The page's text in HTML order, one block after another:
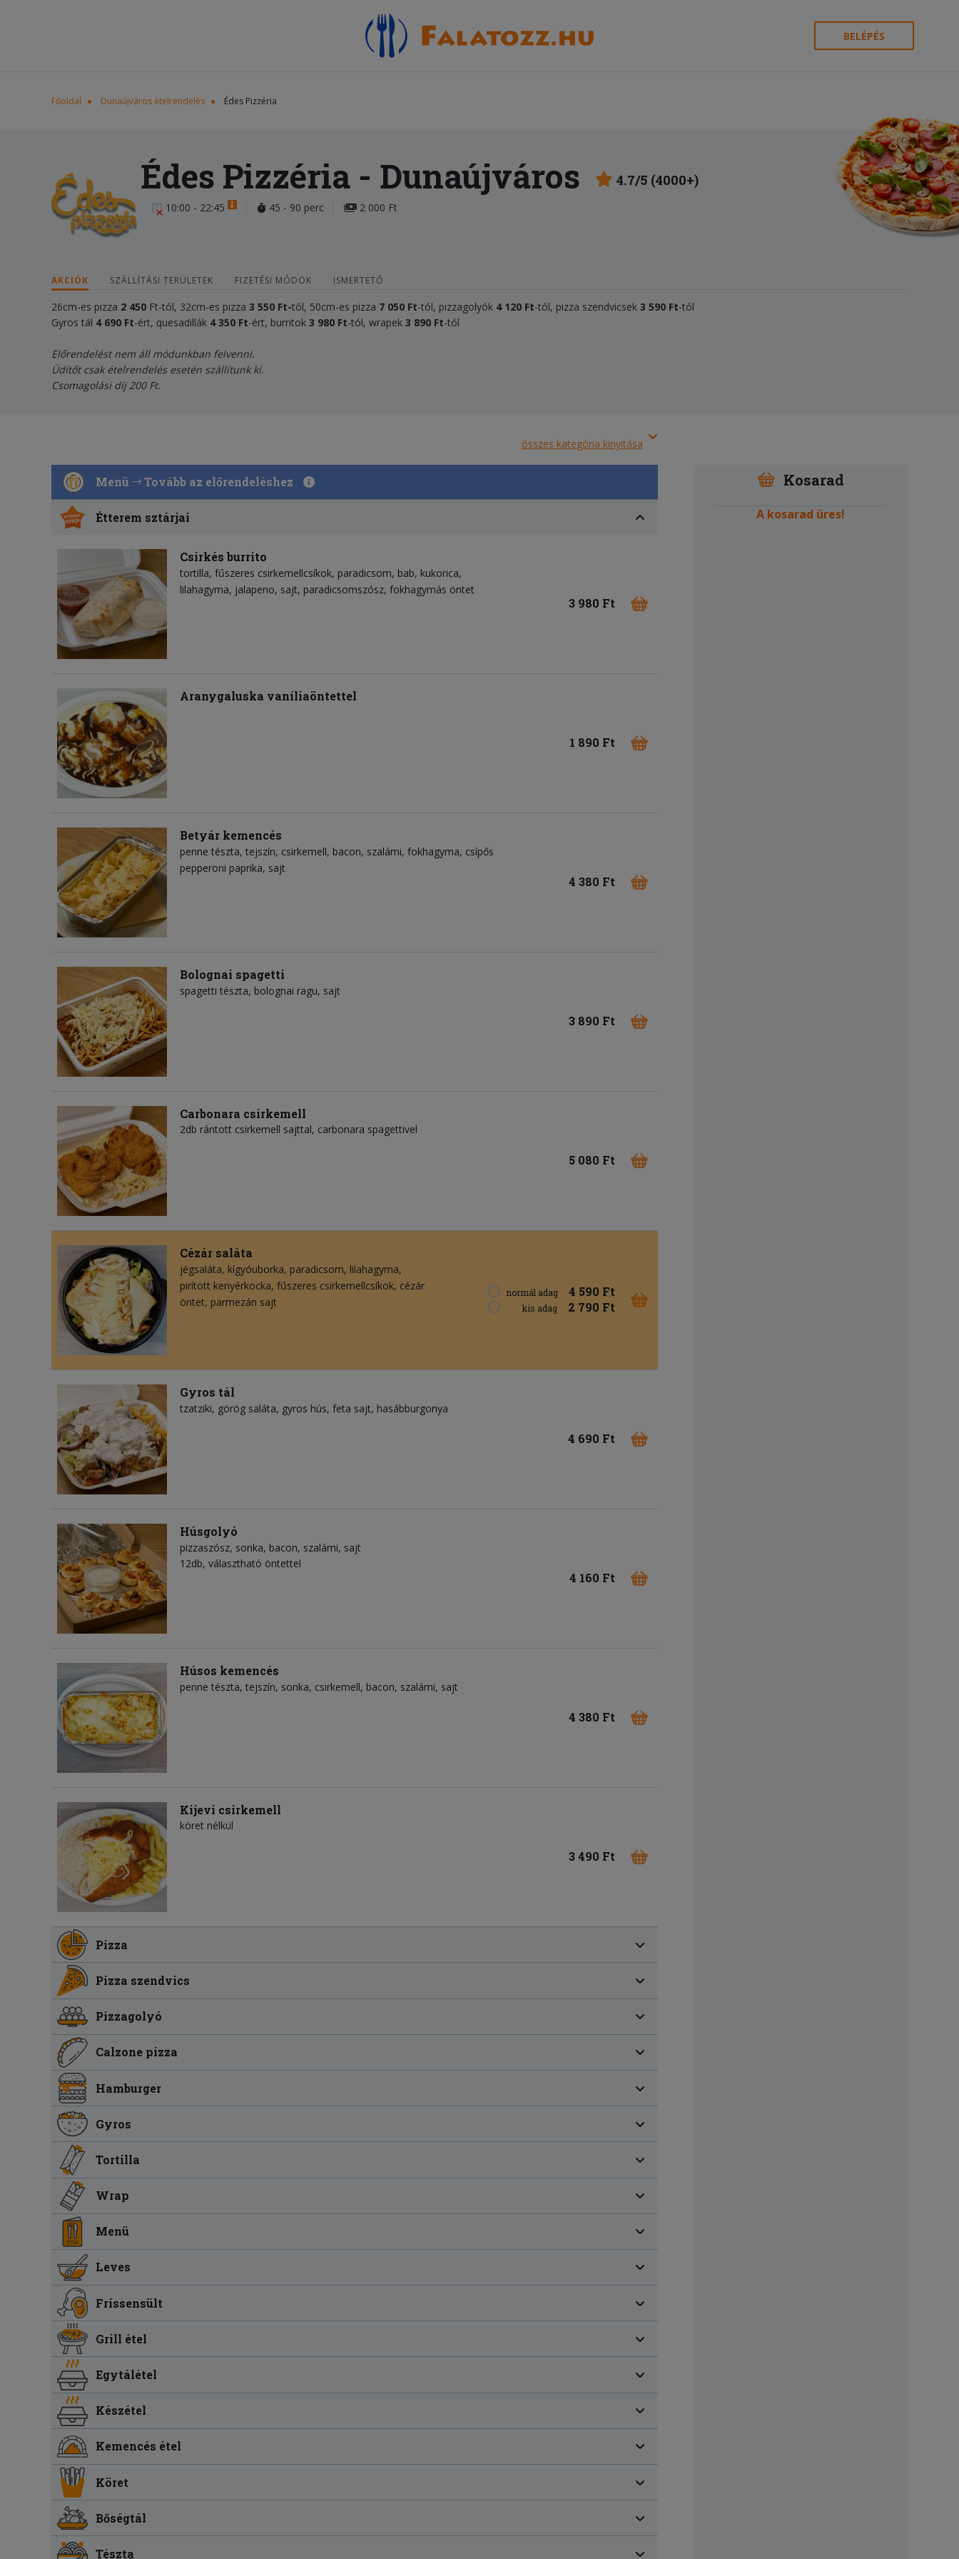
BELÉPÉS
Főoldal Dunaújváros ételrendelés Édes Pizzéria
Édes Pizzéria - Dunaújváros 4.7/5 (4000+)
10:00 - 22:45 45 - 90 perc 2 000 Ft
AKCIÓK SZÁLLÍTÁSI TERÜLETEK FIZETÉSI MÓDOK ISMERTETŐ
26cm-es pizza 2 450 Ft-tól, 32cm-es pizza 3 550 Ft-tól, 50cm-es pizza 7 050 Ft-tól, pizzagolyók 4 120 Ft-tól, pizza szendvicsek 3 590 Ft-tól
Gyros tál 4 690 Ft-ért, quesadillák 4350 Ft-ért, burritok 3 980 Ft-tól, wrapek 3 890 Ft-tól
Előrendelést nem áll módunkban felvenni.
Üdítőt csak ételrendelés esetén szállítunk ki.
Csomagolási díj 200 Ft.
összes kategória kinyitása
Menü Tovább az előrendeléshez
Étterem sztárjai
Csirkés burrito
tortilla fűszeres csirkemellcsíkok paradicsom bab kukorica
lilahagyma jalapeno sajt paradicsomszósz fokhagymás öntet
3 980 Ft
Aranygaluska vaníliaöntettel
1 890 Ft
Betyár kemencés
penne tészta tejszín csirkemell bacon szalámi fokhagyma csípős
pepperoni paprika sajt
4 380 Ft
Bolognai spagetti
spagetti tészta bolognai ragu sajt
3 890 Ft
Carbonara csirkemell
2db rántott csirkemell sajttal, carbonara spagettivel
5 080 Ft
Cézár saláta
jégsaláta kígyóuborka paradicsom lilahagyma
pirított kenyérkocka fűszeres csirkemellcsíkok cézár
öntet parmezán sajt
normál adag 4 590 Ft
kis adag 2 790 Ft
Gyros tál
tzatziki görög saláta gyros hús feta sajt hasábburgonya
4 690 Ft
Húsgolyó
pizzaszósz sonka bacon szalámi sajt
12db, választható öntettel
4 160 Ft
Húsos kemencés
penne tészta tejszín sonka csirkemell bacon szalámi sajt
4 380 Ft
Kijevi csirkemell
köret nélkül
3 490 Ft
Pizza
Pizza szendvics
Pizzagolyó
Calzone pizza
Hamburger
Gyros
Tortilla
Wrap
Menü
Leves
Frissensült
Grill étel
Egytálétel
Készétel
Kemencés étel
Köret
Bőségtál
Tészta
Kosarad
A kosarad üres!